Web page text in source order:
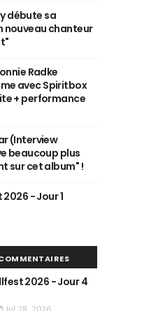
débute sa
nouveau chanteur
Radke
avec Spiritbox
+ performance
(Interview
beaucoup plus
sur cet album" !
- Jour 1
2026 - Jour 4